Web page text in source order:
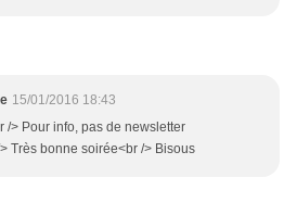
15/01/2016 18:43
/> Pour info, pas de newsletter
Très bonne soirée<br /> Bisous